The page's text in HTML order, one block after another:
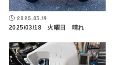
2025.03.19
2025/03/18 火曜日 晴れ